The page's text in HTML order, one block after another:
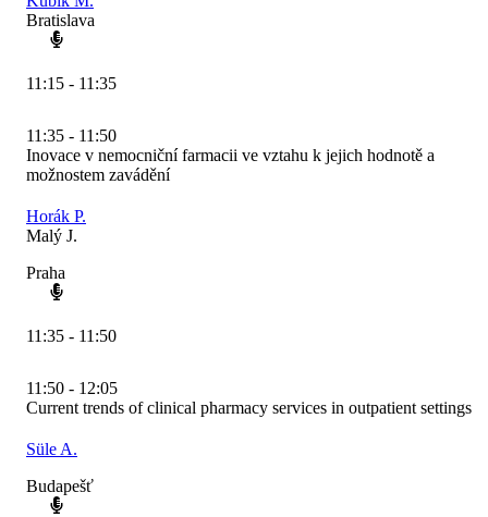
Bratislava
11:15 - 11:35
11:35 - 11:50
Inovace v nemocniční farmacii ve vztahu k jejich hodnotě a
možnostem zavádění
Horák P.
Malý J.
Praha
11:35 - 11:50
11:50 - 12:05
Current trends of clinical pharmacy services in outpatient settings
Süle A.
Budapešť